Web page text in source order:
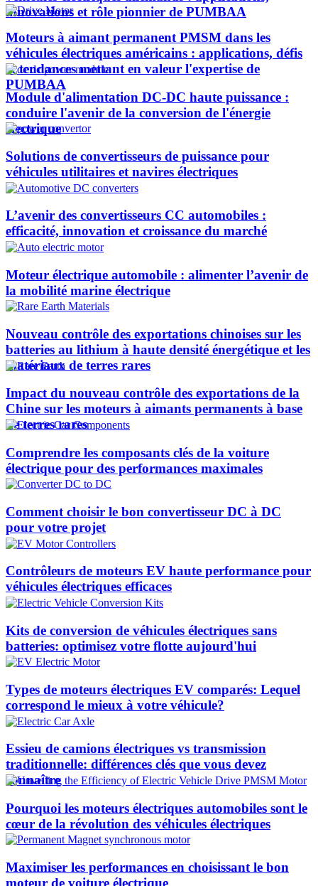
innovations et rôle pionnier de PUMBAA​
Moteurs à aimant permanent PMSM dans les
véhicules électriques américains : applications, défis
et tendances mettant en valeur l'expertise de
PUMBAA​
Module d'alimentation DC-DC haute puissance :
conduire l'avenir de la conversion de l'énergie
électrique
Solutions de convertisseurs de puissance pour
véhicules utilitaires et navires électriques
L’avenir des convertisseurs CC automobiles :
efficacité, innovation et croissance du marché
Moteur électrique automobile : alimenter l’avenir de
la mobilité marine électrique
Nouveau contrôle des exportations chinoises sur les
batteries au lithium à haute densité énergétique et les
matériaux de terres rares
Impact du nouveau contrôle des exportations de la
Chine sur les moteurs à aimants permanents à base
de terres rares
Comprendre les composants clés de la voiture
électrique pour des performances maximales
Comment choisir le bon convertisseur DC à DC
pour votre projet
Contrôleurs de moteurs EV haute performance pour
véhicules électriques efficaces
Kits de conversion de véhicules électriques sans
batteries: optimisez votre flotte aujourd'hui
Types de moteurs électriques EV comparés: Lequel
correspond le mieux à votre véhicule?
Essieu de camions électriques vs transmission
traditionnelle: différences clés que vous devez
connaître
Pourquoi les moteurs électriques automobiles sont le
cœur de la révolution des véhicules électriques
Maximiser les performances en choisissant le bon
moteur de voiture électrique